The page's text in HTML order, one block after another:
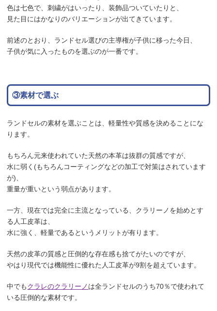
色は七色で、刺繍がはいったり、装飾品ついていたりと、
見た目にはかなりのバリエーションが出てきています。
前述のとおり、ランドセル選びの主導権が子供に移った今日、
子供が気に入ったものを選ぶのが一番です。
③素材で選ぶ
ランドセルの素材を選ぶことは、軽量性や質感を決めることにな
ります。
もちろん元来使われていた天然の本革は抜群の質感ですが、
水に弱く(もちろんコーティングなどの加工で対策はされています
が)、
重量が重いという弱点があります。
一方、現在では完全に主流となっている、クラリーノを始めとす
る人工皮革は、
水に強く、軽量であるというメリットが有ります。
天然の皮革の質感と圧倒的な存在感も捨てがたいのですが、
やはり現代では機能性に優れた人工皮革が9割を超えています。
中でもクラレのクラリーノ は全ランドセルのうち70％で使われて
いる圧倒的な素材です。